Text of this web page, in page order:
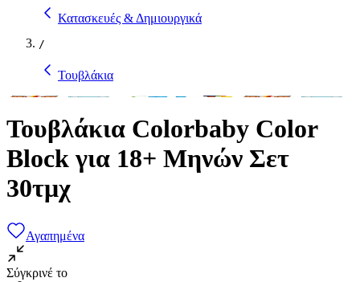
Κατασκευές & Δημιουργικά
/
Τουβλάκια
Τουβλάκια Colorbaby Color
Block για 18+ Μηνών Σετ
30τμχ
Αγαπημένα
Σύγκρινέ το